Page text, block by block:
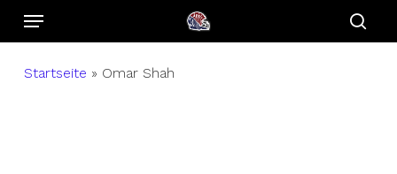
SkipMenu
Startseite » Omar Shah